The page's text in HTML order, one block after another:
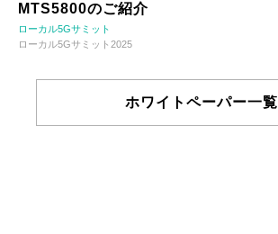
MTS5800のご紹介
ローカル5Gサミット
ローカル5Gサミット2025
ホワイトペーパー一覧